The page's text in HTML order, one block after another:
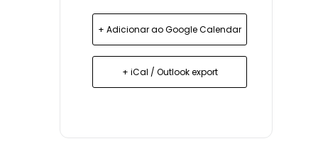
+ Adicionar ao Google Calendar
+ iCal / Outlook export